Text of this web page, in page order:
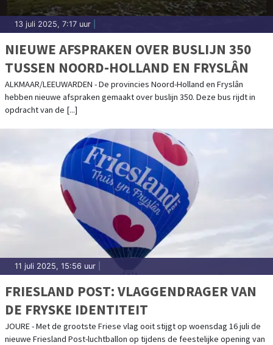
13 juli 2025, 7:17 uur
NIEUWE AFSPRAKEN OVER BUSLIJN 350
TUSSEN NOORD-HOLLAND EN FRYSLÂN
ALKMAAR/LEEUWARDEN - De provincies Noord-Holland en Fryslân
hebben nieuwe afspraken gemaakt over buslijn 350. Deze bus rijdt in
opdracht van de [...]
11 juli 2025, 15:56 uur
FRIESLAND POST: VLAGGENDRAGER VAN
DE FRYSKE IDENTITEIT
JOURE - Met de grootste Friese vlag ooit stijgt op woensdag 16 juli de
nieuwe Friesland Post-luchtballon op tijdens de feestelijke opening van